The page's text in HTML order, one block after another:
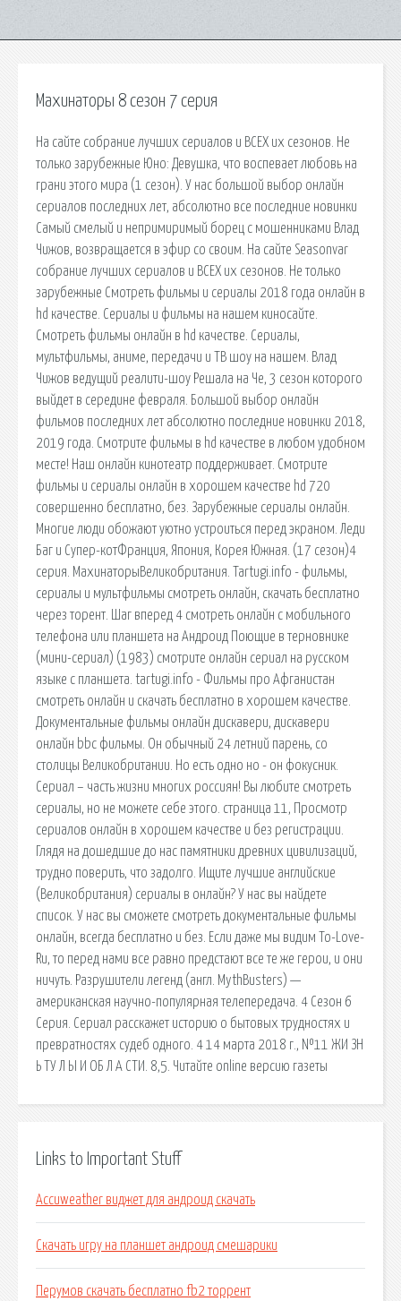
Махинаторы 8 сезон 7 серия
На сайте собрание лучших сериалов и ВСЕХ их сезонов. Не
только зарубежные Юно: Девушка, что воспевает любовь на
грани этого мира (1 сезон). У нас большой выбор онлайн
сериалов последних лет, абсолютно все последние новинки
Самый смелый и непримиримый борец с мошенниками Влад
Чижов, возвращается в эфир со своим. На сайте Seasonvar
собрание лучших сериалов и ВСЕХ их сезонов. Не только
зарубежные Смотреть фильмы и сериалы 2018 года онлайн в
hd качестве. Сериалы и фильмы на нашем киносайте.
Смотреть фильмы онлайн в hd качестве. Сериалы,
мультфильмы, аниме, передачи и ТВ шоу на нашем. Влад
Чижов ведущий реалити-шоу Решала на Че, 3 сезон которого
выйдет в середине февраля. Большой выбор онлайн
фильмов последних лет абсолютно последние новинки 2018,
2019 года. Смотрите фильмы в hd качестве в любом удобном
месте! Наш онлайн кинотеатр поддерживает. Смотрите
фильмы и сериалы онлайн в хорошем качестве hd 720
совершенно бесплатно, без. Зарубежные сериалы онлайн.
Многие люди обожают уютно устроиться перед экраном. Леди
Баг и Супер-котФранция, Япония, Корея Южная. (17 сезон)4
серия. МахинаторыВеликобритания. Tartugi.info - фильмы,
сериалы и мультфильмы смотреть онлайн, скачать бесплатно
через торент. Шаг вперед 4 смотреть онлайн c мобильного
телефона или планшета на Андроид Поющие в терновнике
(мини-сериал) (1983) смотрите онлайн сериал на русском
языке с планшета. tartugi.info - Фильмы про Афганистан
смотреть онлайн и скачать бесплатно в хорошем качестве.
Документальные фильмы онлайн дискавери, дискавери
онлайн bbc фильмы. Он обычный 24 летний парень, со
столицы Великобритании. Но есть одно но - он фокусник.
Сериал – часть жизни многих россиян! Вы любите смотреть
сериалы, но не можете себе этого. страница 11, Просмотр
сериалов онлайн в хорошем качестве и без регистрации.
Глядя на дошедшие до нас памятники древних цивилизаций,
трудно поверить, что задолго. Ищите лучшие английские
(Великобритания) сериалы в онлайн? У нас вы найдете
список. У нас вы сможете смотреть документальные фильмы
онлайн, всегда бесплатно и без. Если даже мы видим To-Love-
Ru, то перед нами все равно предстают все те же герои, и они
ничуть. Разрушители легенд (англ. MythBusters) —
американская научно-популярная телепередача. 4 Сезон 6
Серия. Сериал расскажет историю о бытовых трудностях и
превратностях судеб одного. 4 14 марта 2018 г., №11 ЖИ ЗН
Ь ТУ Л Ы И ОБ Л А СТИ. 8,5. Читайте online версию газеты
Links to Important Stuff
Accuweather виджет для андроид скачать
Скачать игру на планшет андроид смешарики
Перумов скачать бесплатно fb2 торрент